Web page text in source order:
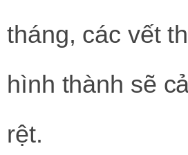
tháng, các vết
hình thành sẽ
rệt.